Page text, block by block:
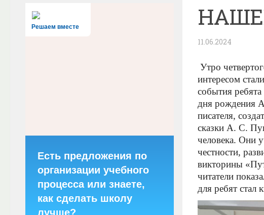
11.06.2024
Утро
интересом
события
дня рождения
писателя,
сказки А. С.
человека. Они
честности,
викторины
читатели
для ребят стал
Решаем вместе
Есть предложения по
организации учебного
процесса или знаете,
как сделать школу
лучше?